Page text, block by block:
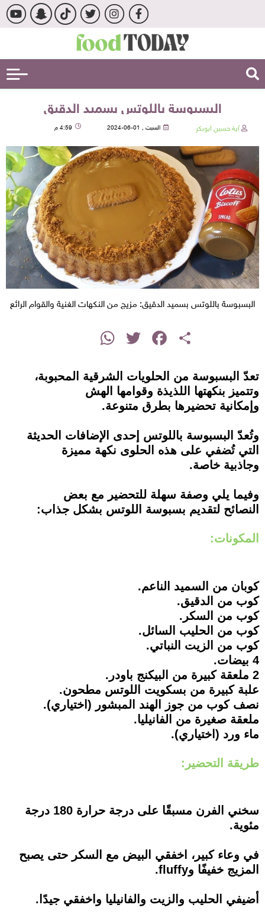
البسبوسة باللوتس بسميد الدقيق
آية حسين ابوبكر السبت , 01-06-2024 4:59 م
البسبوسة باللوتس بسميد الدقيق: مزيج من النكهات الغنية والقوام الرائع
Share
Facebook
Twitter
WhatsApp
تعدّ البسبوسة من الحلويات الشرقية المحبوبة،
وتتميز بنكهتها اللذيذة وقوامها الهش
وإمكانية تحضيرها بطرق متنوعة.
وتُعدّ البسبوسة باللوتس إحدى الإضافات الحديثة
التي تُضفي على هذه الحلوى نكهة مميزة
وجاذبية خاصة.
وفيما يلي وصفة سهلة للتحضير مع بعض
النصائح لتقديم بسبوسة اللوتس بشكل جذاب:
المكونات:
كوبان من السميد الناعم.
كوب من الدقيق.
كوب من السكر.
كوب من الحليب السائل.
كوب من الزيت النباتي.
4 بيضات.
2 ملعقة كبيرة من البيكنج باودر.
علبة كبيرة من بسكويت اللوتس مطحون.
نصف كوب من جوز الهند المبشور (اختياري).
ملعقة صغيرة من الفانيليا.
ماء ورد (اختياري).
طريقة التحضير:
سخني الفرن مسبقًا على درجة حرارة 180 درجة
مئوية.
في وعاء كبير، اخفقي البيض مع السكر حتى يصبح
المزيج خفيفًا وfluffy.
أضيفي الحليب والزيت والفانيليا واخفقي جيدًا.